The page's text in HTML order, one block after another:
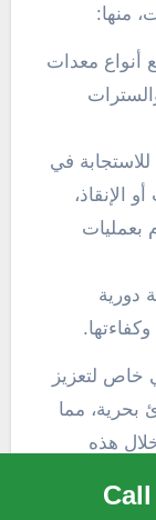
منها:
أنواع معدات
في
الإنقاذ،
دورية
خاص لتعزيز
بحرية، مما
هذه
يعكس
Call